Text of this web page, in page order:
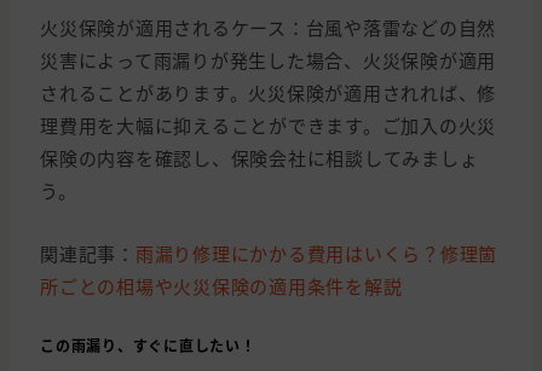
火災保険が適用されるケース：台風や落雷などの自然
災害によって雨漏りが発生した場合、火災保険が適用
されることがあります。火災保険が適用されれば、修
理費用を大幅に抑えることができます。ご加入の火災
保険の内容を確認し、保険会社に相談してみましょ
う。
関連記事： 雨漏り修理にかかる費用はいくら？修理箇
所ごとの相場や火災保険の適用条件を解説
この雨漏り、すぐに直したい！